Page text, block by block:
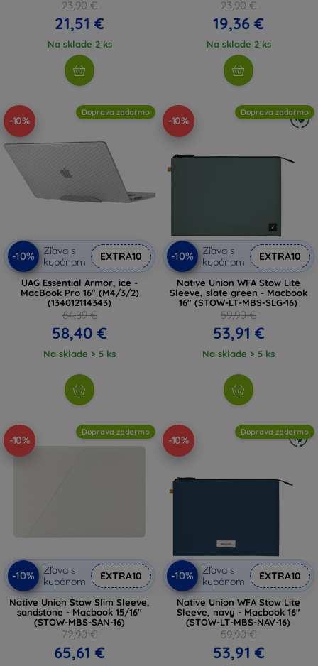
23,90 €
21,51 €
Na sklade 2 ks
23,90 €
19,36 €
Na sklade 2 ks
-10%
Doprava zadarmo
-10%
Zľava s
kupónom
EXTRA10
UAG Essential Armor, ice -
MacBook Pro 16" (M4/3/2)
(134012114343)
64,89 €
58,40 €
Na sklade > 5 ks
-10%
Doprava zadarmo
-10%
Zľava s
kupónom
EXTRA10
Native Union WFA Stow Lite
Sleeve, slate green - Macbook
16" (STOW-LT-MBS-SLG-16)
59,90 €
53,91 €
Na sklade > 5 ks
-10%
Doprava zadarmo
-10%
Zľava s
kupónom
EXTRA10
Native Union Stow Slim Sleeve,
sandstone - Macbook 15/16"
(STOW-MBS-SAN-16)
72,90 €
65,61 €
-10%
Doprava zadarmo
-10%
Zľava s
kupónom
EXTRA10
Native Union WFA Stow Lite
Sleeve, navy - Macbook 16"
(STOW-LT-MBS-NAV-16)
59,90 €
53,91 €